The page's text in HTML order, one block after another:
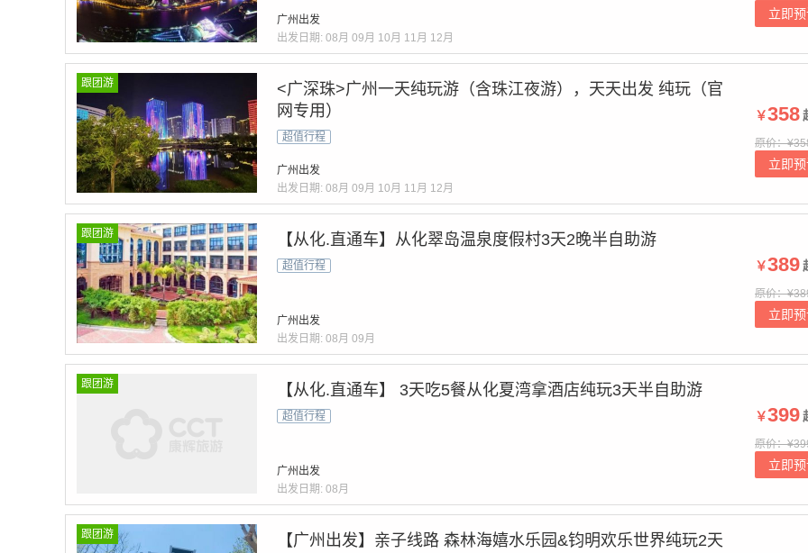
广州出发
出发日期: 08月 09月 10月 11月 12月
立即
跟团游
<广深珠>广州一天纯玩游（含珠江夜游），天天出发 纯玩（官
网专用）
超值行程
广州出发
出发日期: 08月 09月 10月 11月 12月
￥358
原价：
立即
跟团游 【从化.直通车】从化翠岛温泉度假村3天2晚半自助游
超值行程
广州出发
出发日期: 08月 09月
￥389
原价：
立即
跟团游 【从化.直通车】 3天吃5餐从化夏湾拿酒店纯玩3天半自助游
超值行程
广州出发
出发日期: 08月
￥399
原价：
立即
跟团游 【广州出发】亲子线路 森林海嬉水乐园&钧明欢乐世界纯玩2天